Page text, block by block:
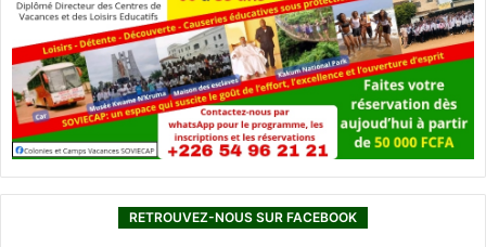
RETROUVEZ-NOUS SUR FACEBOOK